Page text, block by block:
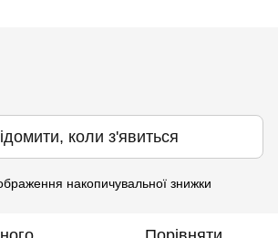
коли з'явиться
накопичувальної знижки